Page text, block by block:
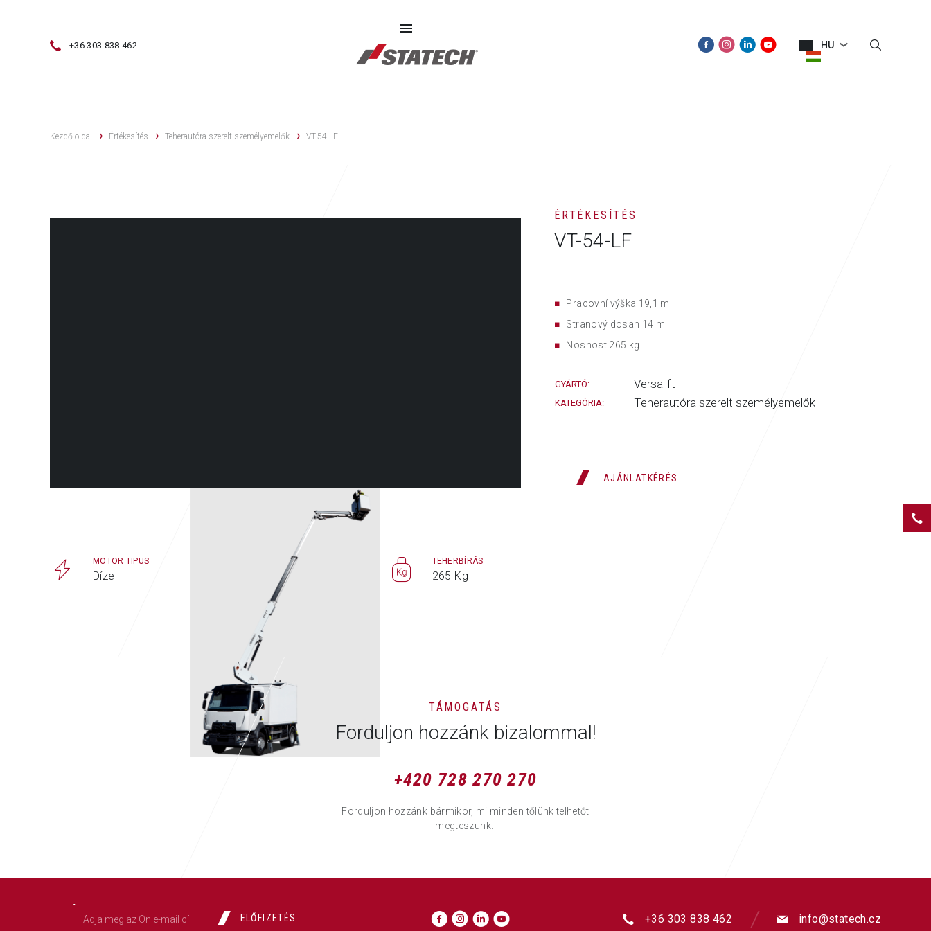
+36 303 838 462 HU
Kezdő oldal Értékesítés Teherautóra szerelt személyemelők VT-54-LF
ÉRTÉKESÍTÉS
VT-54-LF
Pracovní výška 19,1 m
Stranový dosah 14 m
Nosnost 265 kg
GYÁRTÓ: Versalift
KATEGÓRIA: Teherautóra szerelt személyemelők
AJÁNLATKÉRÉS
MOTOR TIPUS
Dízel
MUNKAVÉGZÉSI
MAGASSÁG MAX.
19,1 m
TEHERBÍRÁS
265 Kg
TÁMOGATÁS
Forduljon hozzánk bizalommal!
+420 728 270 270
Forduljon hozzánk bármikor, mi minden tőlünk telhetőt
megteszünk.
ELŐFIZETÉS +36 303 838 462 info@statech.cz